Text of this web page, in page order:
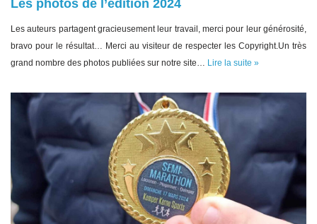
Les photos de l’édition 2024
Les auteurs partagent gracieusement leur travail, merci pour leur générosité,
bravo pour le résultat… Merci au visiteur de respecter les Copyright.Un très
grand nombre des photos publiées sur notre site… Lire la suite »